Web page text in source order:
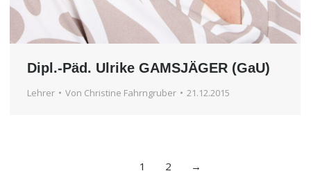
Dipl.-Päd. Ulrike GAMSJÄGER (GaU)
Lehrer Von Christine Fahrngruber 21.12.2015
1 2 →